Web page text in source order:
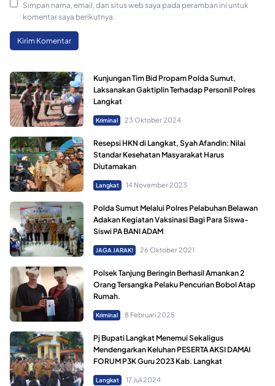
Simpan nama, email, dan situs web saya pada peramban ini untuk
komentar saya berikutnya.
Kunjungan Tim Bid Propam Polda Sumut,
Laksanakan Gaktiplin Terhadap Personil Polres
Langkat
Kriminal 23 Oktober 2024
Resepsi HKN di Langkat, Syah Afandin: Nilai
Standar Kesehatan Masyarakat Harus
Diutamakan
Langkat 14 November 2023
Polda Sumut Melalui Polres Pelabuhan Belawan
Adakan Kegiatan Vaksinasi Bagi Para Siswa-
Siswi PA BANI ADAM
JAGA JARAK! 26 Oktober 2021
Polsek Tanjung Beringin Berhasil Amankan 2
Orang Tersangka Pelaku Pencurian Bobol Atap
Rumah.
Kriminal 8 Februari 2025
Pj Bupati Langkat Menemui Sekaligus
Mendengarkan Keluhan PESERTA AKSI DAMAI
FORUM P3K Guru 2023 Kab. Langkat
Langkat 17 Juli 2024